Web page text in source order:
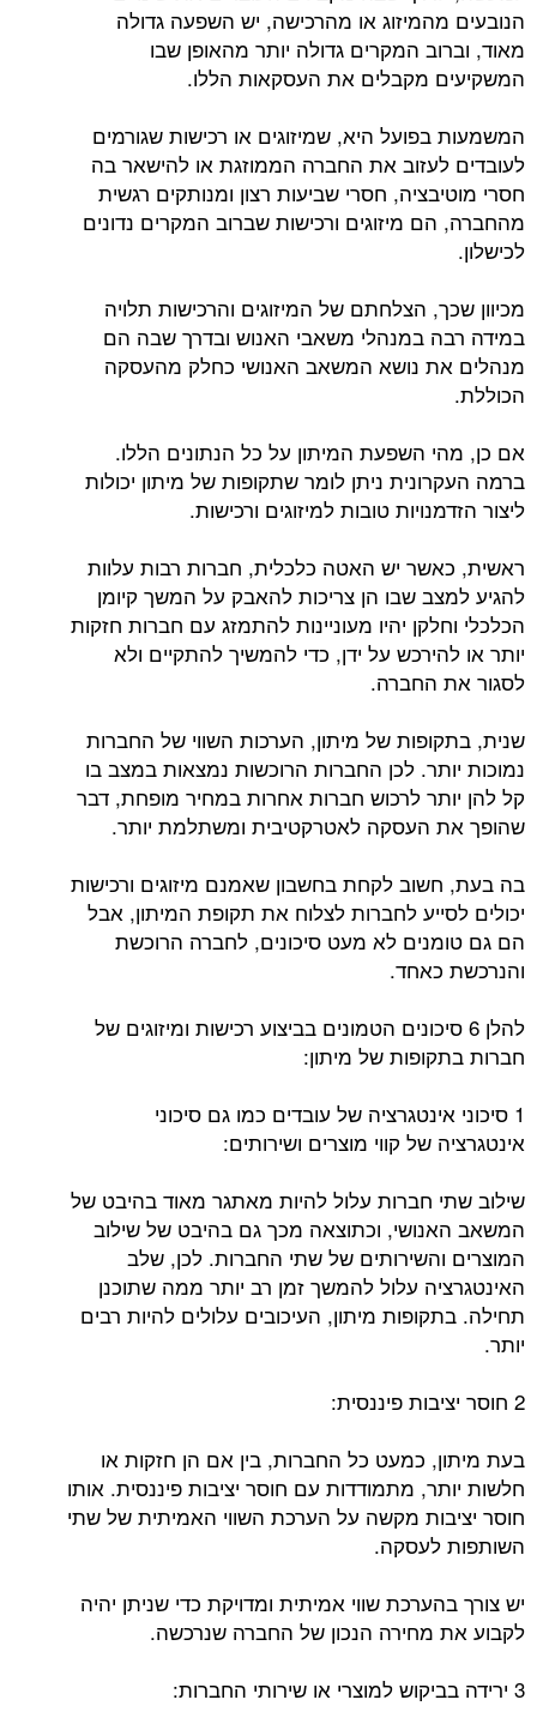
הנובעים מהמיזוג או מהרכישה, יש השפעה גדולה
מאוד, וברוב המקרים גדולה יותר מהאופן שבו
המשקיעים מקבלים את העסקאות הללו.
המשמעות בפועל היא, שמיזוגים או רכישות שגורמים
לעובדים לעזוב את החברה הממוזגת או להישאר בה
חסרי מוטיבציה, חסרי שביעות רצון ומנותקים רגשית
מהחברה, הם מיזוגים ורכישות שברוב המקרים נדונים
לכישלון.
מכיוון שכך, הצלחתם של המיזוגים והרכישות תלויה
במידה רבה במנהלי משאבי האנוש ובדרך שבה הם
מנהלים את נושא המשאב האנושי כחלק מהעסקה
הכוללת.
אם כן, מהי השפעת המיתון על כל הנתונים הללו.
ברמה העקרונית ניתן לומר שתקופות של מיתון יכולות
ליצור הזדמנויות טובות למיזוגים ורכישות.
ראשית, כאשר יש האטה כלכלית, חברות רבות עלוות
להגיע למצב שבו הן צריכות להאבק על המשך קיומן
הכלכלי וחלקן יהיו מעוניינות להתמזג עם חברות חזקות
יותר או להירכש על ידן, כדי להמשיך להתקיים ולא
לסגור את החברה.
שנית, בתקופות של מיתון, הערכות השווי של החברות
נמוכות יותר. לכן החברות הרוכשות נמצאות במצב בו
קל להן יותר לרכוש חברות אחרות במחיר מופחת, דבר
שהופך את העסקה לאטרקטיבית ומשתלמת יותר.
בה בעת, חשוב לקחת בחשבון שאמנם מיזוגים ורכישות
יכולים לסייע לחברות לצלוח את תקופת המיתון, אבל
הם גם טומנים לא מעט סיכונים, לחברה הרוכשת
והנרכשת כאחד.
להלן 6 סיכונים הטמונים בביצוע רכישות ומיזוגים של
חברות בתקופות של מיתון:
1 סיכוני אינטגרציה של עובדים כמו גם סיכוני
אינטגרציה של קווי מוצרים ושירותים:
שילוב שתי חברות עלול להיות מאתגר מאוד בהיבט של
המשאב האנושי, וכתוצאה מכך גם בהיבט של שילוב
המוצרים והשירותים של שתי החברות. לכן, שלב
האינטגרציה עלול להמשך זמן רב יותר ממה שתוכנן
תחילה. בתקופות מיתון, העיכובים עלולים להיות רבים
יותר.
2 חוסר יציבות פיננסית:
בעת מיתון, כמעט כל החברות, בין אם הן חזקות או
חלשות יותר, מתמודדות עם חוסר יציבות פיננסית. אותו
חוסר יציבות מקשה על הערכת השווי האמיתית של שתי
השותפות לעסקה.
יש צורך בהערכת שווי אמיתית ומדויקת כדי שניתן יהיה
לקבוע את מחירה הנכון של החברה שנרכשה.
3 ירידה בביקוש למוצרי או שירותי החברות: